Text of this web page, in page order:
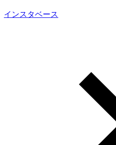
インスタベース